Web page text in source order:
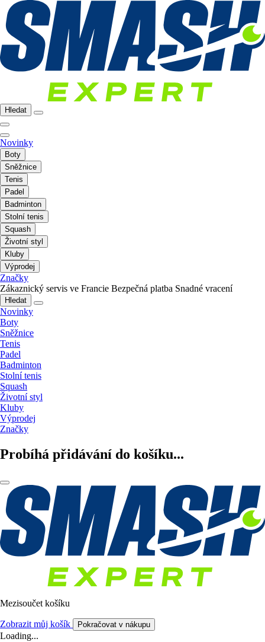
Hledat
Novinky
Boty
Sněžnice
Tenis
Padel
Badminton
Stolní tenis
Squash
Životní styl
Kluby
Výprodej
Značky
Zákaznický servis ve Francie Bezpečná platba Snadné vracení
Hledat
Novinky
Boty
Sněžnice
Tenis
Padel
Badminton
Stolní tenis
Squash
Životní styl
Kluby
Výprodej
Značky
Probíhá přidávání do košíku...
Mezisoučet košíku
Zobrazit můj košík Pokračovat v nákupu
Loading...